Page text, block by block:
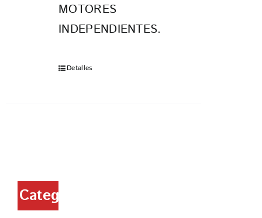
MOTORES
INDEPENDIENTES.
Detalles
Categorías